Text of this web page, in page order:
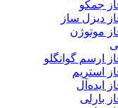
جمکو
دیزل ساز
موتوژن
ارسم گوانگلو
استریم
ایده‌آل
بارلی